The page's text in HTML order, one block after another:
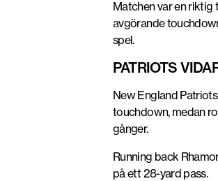
Matchen var en riktig
avgörande
spel.
PATRIOTS
New England Patriots
touchdown, medan
gånger.
Running back
på ett 28-yard pass.